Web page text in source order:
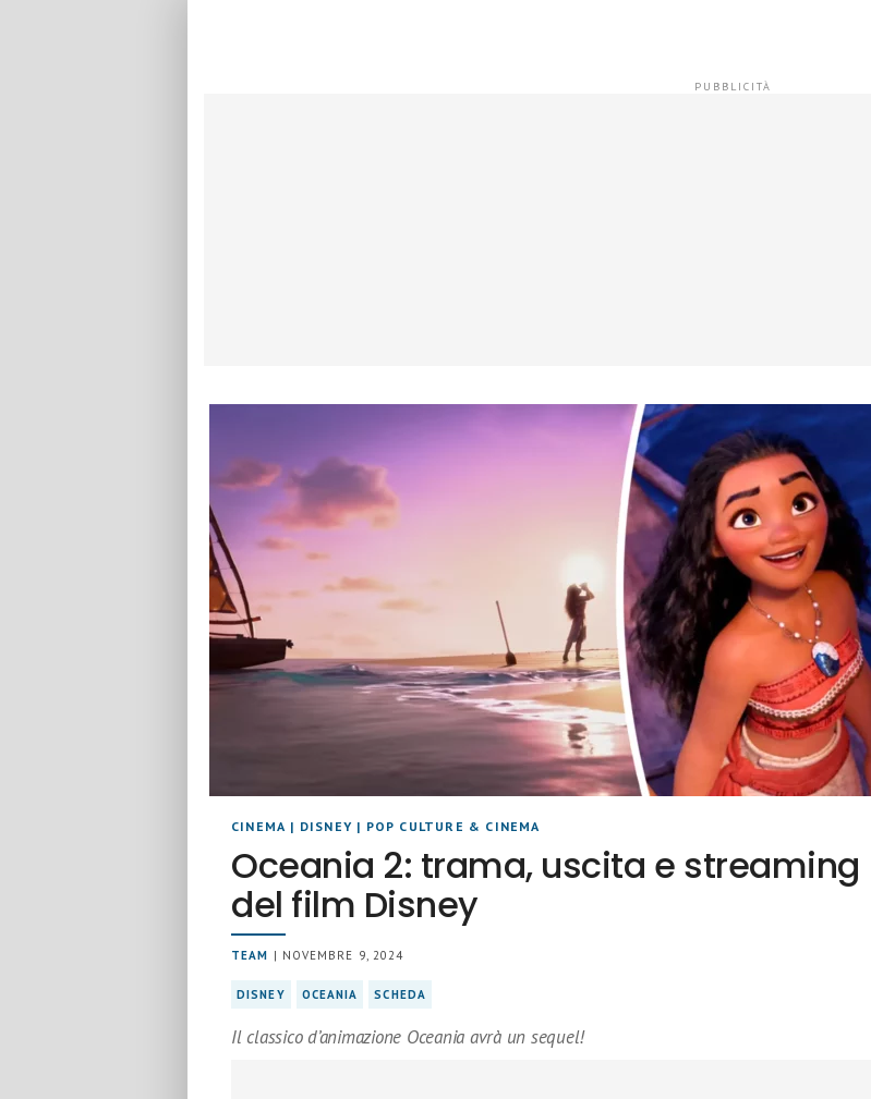
CINEMA | DISNEY | POP CULTURE & CINEMA
Oceania 2: trama, uscita e streaming
del film Disney
TEAM | NOVEMBRE 9, 2024
DISNEY OCEANIA SCHEDA
Il classico d’animazione Oceania avrà un sequel!